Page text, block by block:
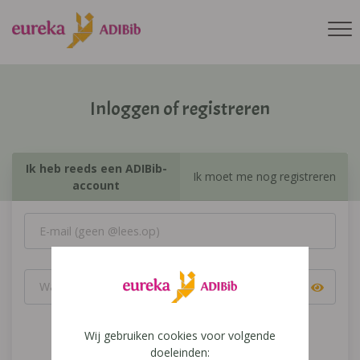
Inloggen of registreren
Ik heb reeds een ADIBib-
account
Ik moet me nog registreren
Inloggen
Wij gebruiken cookies voor volgende
doeleinden: